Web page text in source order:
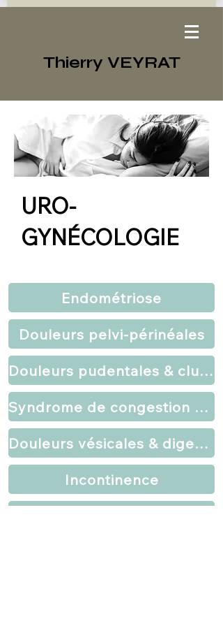
Thierry VEYRAT
URO-
GYNÉCOLOGIE
Endométriose
Douleurs pelvi-périnéales
Douleurs pudentales & clunéales
Syndrome de congestion pelvienne
Douleurs vésicales & digestives
Incontinence